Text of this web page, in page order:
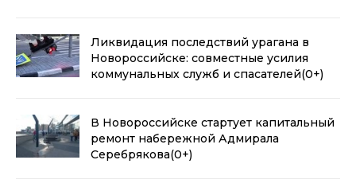
Ликвидация последствий урагана в
Новороссийске: совместные усилия
коммунальных служб и спасателей(0+)
В Новороссийске стартует капитальный
ремонт набережной Адмирала
Серебрякова(0+)